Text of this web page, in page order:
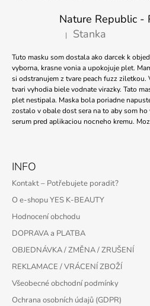
Hodnocení produktu je 5 z 5
| Stanka
Tuto masku som dostala ako darcek k
vyborna, krasne vonia a upokojuje plet.
si odstranujem z tvare peach fuzz ziletkou.
tvari vyhodia biele vodnate virazky. Tato
plet nestipala. Maska bola poriadne
zostalo v obale dost sera na to aby som
serum pred aplikaciou nocneho kremu.
INFO
Kontakt – Potřebujete poradit?
O e-shopu YES K-BEAUTY
Hodnocení obchodu
DOPRAVA a PLATBA
OBJEDNÁVKA / ZMĚNA / ZRUŠENÍ
REKLAMACE / VRÁCENÍ ZBOŽÍ
Všeobecné obchodní podmínky
Ochrana osobních údajů (GDPR)